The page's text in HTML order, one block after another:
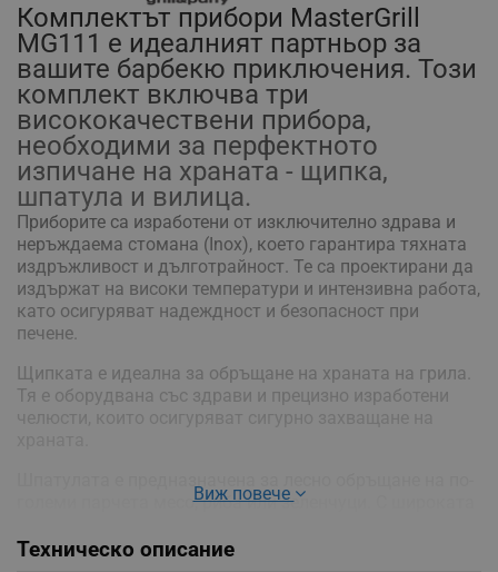
Комплектът прибори MasterGrill
MG111 е идеалният партньор за
вашите барбекю приключения. Този
комплект включва три
висококачествени прибора,
необходими за перфектното
изпичане на храната - щипка,
шпатула и вилица.
Приборите са изработени от изключително здрава и
неръждаема стомана (Inox), което гарантира тяхната
издръжливост и дълготрайност. Те са проектирани да
издържат на високи температури и интензивна работа,
като осигуряват надеждност и безопасност при
печене.
Щипката е идеална за обръщане на храната на грила.
Тя е оборудвана със здрави и прецизно изработени
големи парчета месо, риба или зеленчуци. С широката
храната с лекота и прецизност.
Виж повече
Техническо описание